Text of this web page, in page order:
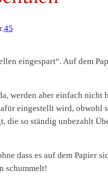
45
eingespart“. Auf dem
werden aber einfach nicht
eingestellt wird, obwohl
so ständig unbezahlt
dass es auf dem Papier
schummelt!